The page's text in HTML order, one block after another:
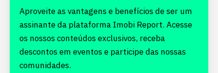
Aproveite as vantagens e benefícios de ser um
assinante da plataforma Imobi Report. Acesse
os nossos conteúdos exclusivos, receba
descontos em eventos e participe das nossas
comunidades.